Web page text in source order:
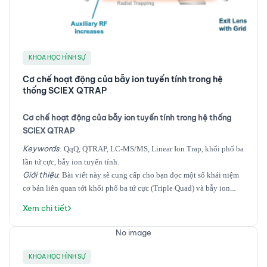
KHOA HỌC HÌNH SỰ
Cơ chế hoạt động của bẫy ion tuyến tính trong hệ
thống SCIEX QTRAP
Cơ chế hoạt động của bẫy ion tuyến tính trong hệ thống
SCIEX QTRAP
Keywords: QqQ, QTRAP, LC-MS/MS, Linear Ion Trap, khối phổ ba
lần tứ cực, bẫy ion tuyến tính.
Giới thiệu: Bài viết này sẽ cung cấp cho bạn đọc một số khái niệm
cơ bản liên quan tới khối phổ ba tứ cực (Triple Quad) và bẫy ion
tác giả, TS. Lê Sĩ Hưng, tốt nghiệp tiến sĩ tại đại học BOKU Vienna
làm việc với các thiết bị khối phổ, tập trung vào ứng dụng các kỹ
Xem chi tiết
No image
KHOA HỌC HÌNH SỰ